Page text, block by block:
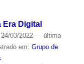
Digital
03/2022 — última
em: Grupo de